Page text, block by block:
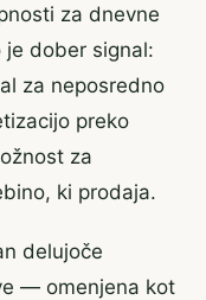
za dnevne
je dober signal:
za neposredno
preko
za
ki prodaja.
delujoče
— omenjena kot